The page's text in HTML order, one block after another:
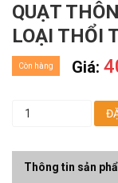
QUẠT
LOẠI THỔI
Giá:
Còn hàng
Thông tin sản